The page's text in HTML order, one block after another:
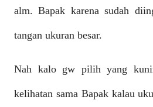
alm. Bapak karena sudah
tangan ukuran besar.
Nah kalo gw pilih yang
kelihatan sama Bapak kalau